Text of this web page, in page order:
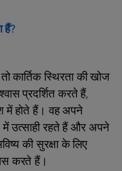
हैं?
कार्तिक स्थिरता की खोज
प्रदर्शित करते हैं,
में होते हैं। वह अपने
में उत्साही रहते हैं और अपने
की सुरक्षा के लिए
करते हैं।